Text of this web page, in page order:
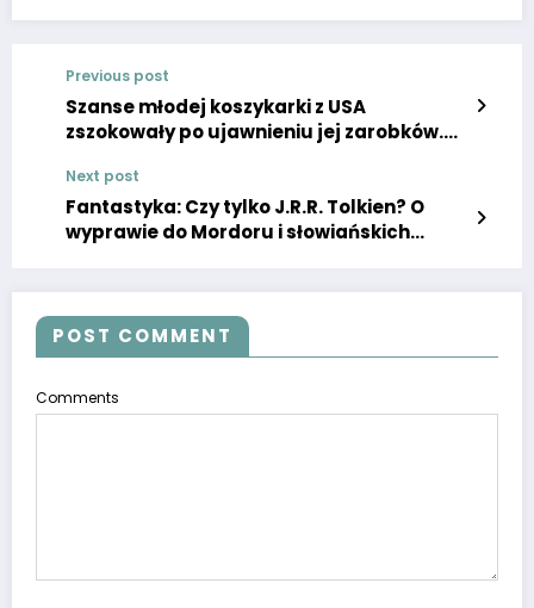
Previous post
Szanse młodej koszykarki z USA
zszokowały po ujawnieniu jej zarobków.
Next post
Fantastyka: Czy tylko J.R.R. Tolkien? O
wyprawie do Mordoru i słowiańskich
POST COMMENT
Comments